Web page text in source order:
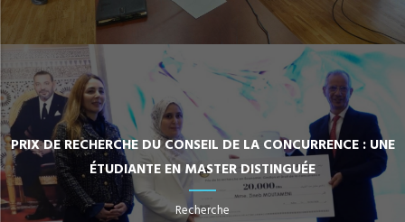
PRIX DE RECHERCHE DU CONSEIL DE LA CONCURRENCE : UNE
ÉTUDIANTE EN MASTER DISTINGUÉE
Recherche